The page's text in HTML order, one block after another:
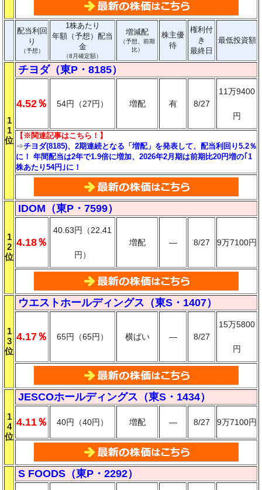
配当利回
り
（予想）
1株あたり
年額（予想）配当
金
（8月確定額）
増減配
（予想、前期
比）
株主優
待
権利付
き
最終日
最低投資額
1
1
位
チヨダ（東P・8185）
4.52％ 54円（27円） 増配 有 8/27
11万9400
円
【※関連記事はこちら！】
⇒チヨダ(8185)、2期連続となる「増配」を発表して、配当利回り5.2％
に！ 年間配当は2年で1.9倍に増加、2026年2月期は前期比20円増の｢1
株あたり54円｣に！
1
2
位
IDOM（東P・7599）
4.18％
40.63円（22.41
円）
増配 ― 8/27 9万7100円
1
3
位
ウエストホールディングス（東S・1407）
4.17％ 65円（65円） 横ばい ― 8/27
15万5800
円
1
4
位
JESCOホールディングス（東S・1434）
4.11％ 40円（40円） 増配 ― 8/27 9万7100円
S FOODS（東P・2292）